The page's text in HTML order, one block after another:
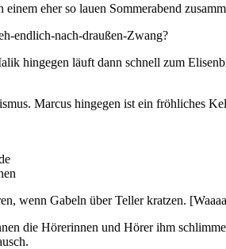
eher so lauen Sommerabend
endlich-nach-draußen-Zwang?
hingegen läuft dann schnell zum
Marcus hingegen ist ein fröhliches
wenn Gabeln über Teller kratzen.
die Hörerinnen und Hörer ihm